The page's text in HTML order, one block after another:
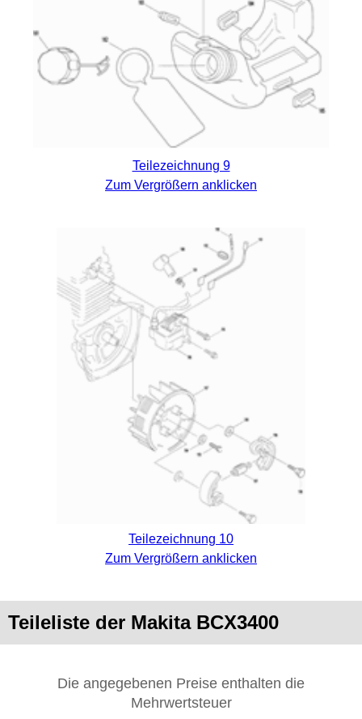
Teilezeichnung 9
Zum Vergrößern anklicken
Teilezeichnung 10
Zum Vergrößern anklicken
Teileliste der Makita BCX3400
Die angegebenen Preise enthalten die
Mehrwertsteuer